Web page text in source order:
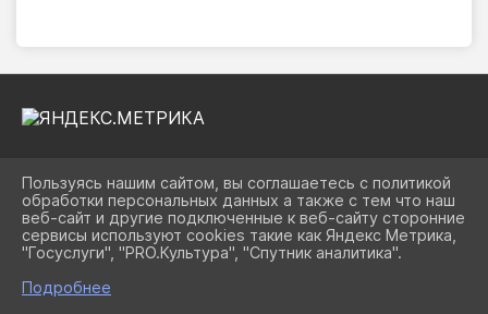
2026 Г. UOPAVL.RU
ВХОД
КАРТА САЙТА
ПОЛИТИКА ОБРАБОТКИ ПЕРСОНАЛЬНЫХ ДАННЫХ
СДЕЛАНО НА KUBCMS
Пользуясь нашим сайтом, вы соглашаетесь с политикой
обработки персональных данных а также с тем что наш
веб-сайт и другие подключенные к веб-сайту сторонние
сервисы используют cookies такие как Яндекс Метрика,
"Госуслуги", "PRO.Культура", "Спутник аналитика".
Подробнее